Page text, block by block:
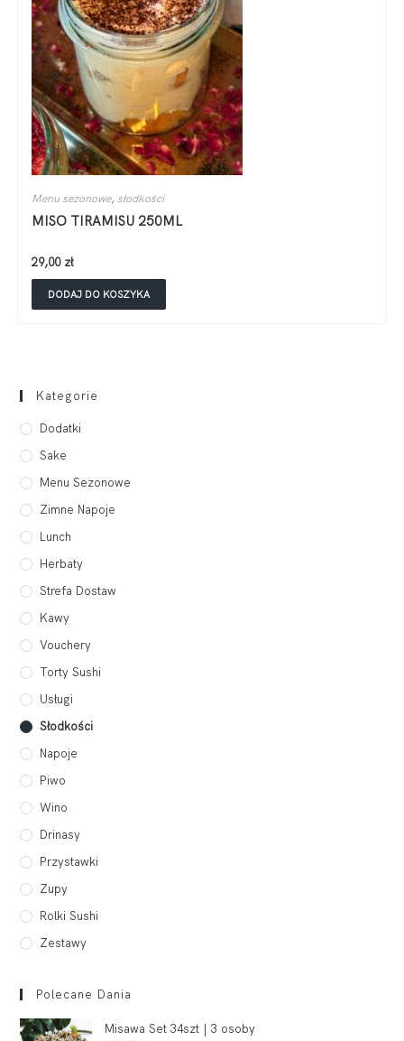
Menu sezonowe, słodkości
MISO TIRAMISU 250ML
29,00 zł
DODAJ DO KOSZYKA
Kategorie
Dodatki
Sake
Menu Sezonowe
Zimne Napoje
Lunch
Herbaty
Strefa Dostaw
Kawy
Vouchery
Torty Sushi
Usługi
Słodkości
Napoje
Piwo
Wino
Drinasy
Przystawki
Zupy
Rolki Sushi
Zestawy
Polecane Dania
Misawa Set 34szt | 3 osoby